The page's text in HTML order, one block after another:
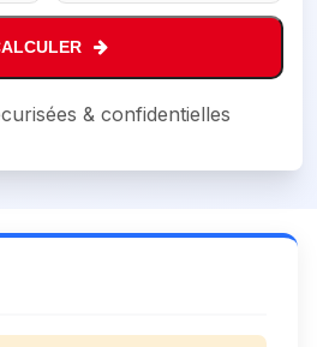
& confidentielles